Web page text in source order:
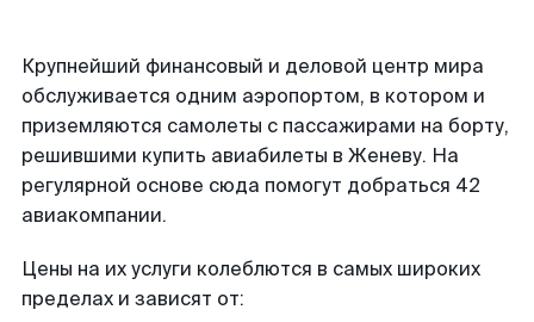
Крупнейший финансовый и деловой центр мира
обслуживается одним аэропортом, в котором и
приземляются самолеты с пассажирами на борту,
решившими купить авиабилеты в Женеву. На
регулярной основе сюда помогут добраться 42
авиакомпании.
Цены на их услуги колеблются в самых широких
пределах и зависят от: